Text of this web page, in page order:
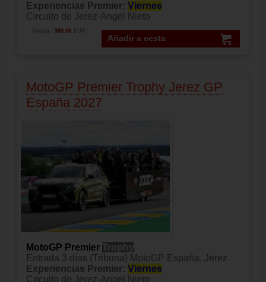
Experiencias Premier: Viernes
Circuito de Jerez-Angel Nieto
Añadir a cesta
Precio: 389.00 EUR
MotoGP Premier Trophy Jerez GP
España 2027
MotoGP Premier Trophy
Entrada 3 días (Tribuna) MotoGP España, Jerez
Experiencias Premier: Viernes
Circuito de Jerez-Angel Nieto